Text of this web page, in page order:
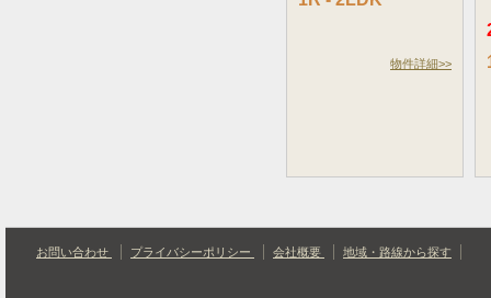
物件詳細>>
お問い合わせ プライバシーポリシー 会社概要 地域・路線から探す